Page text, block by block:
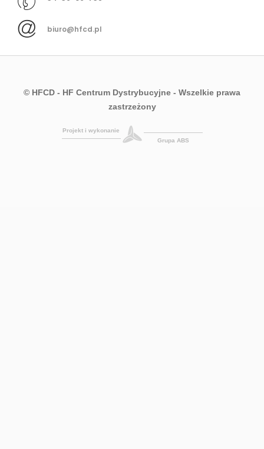
biuro@hfcd.pl
© HFCD - HF Centrum Dystrybucyjne - Wszelkie prawa
zastrzeżony
Projekt i wykonanie
Grupa ABS